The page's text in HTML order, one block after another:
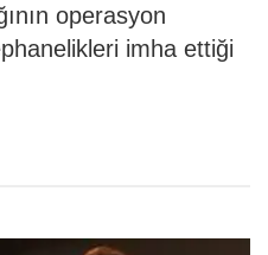
operasyon
imha ettiği